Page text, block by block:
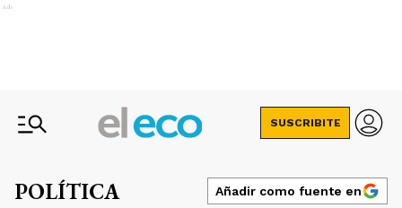
Ads
SUSCRIBITE
POLÍTICA Añadir como fuente en